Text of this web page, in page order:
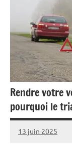
Rendre votre
pourquoi le
13 juin 2025
Marise
Aucun